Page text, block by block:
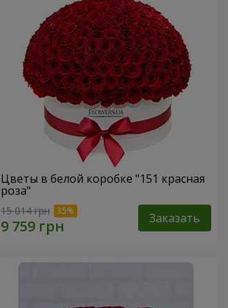
Цветы в белой коробке "151 красная
роза"
15 014 грн Заказать